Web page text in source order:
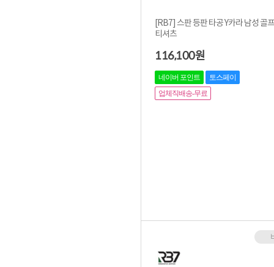
[RB7] 스판 등판 타공 Y카라 남성 골
티셔츠
116,100원
네이버 포인트
토스페이
업체직배송-무료